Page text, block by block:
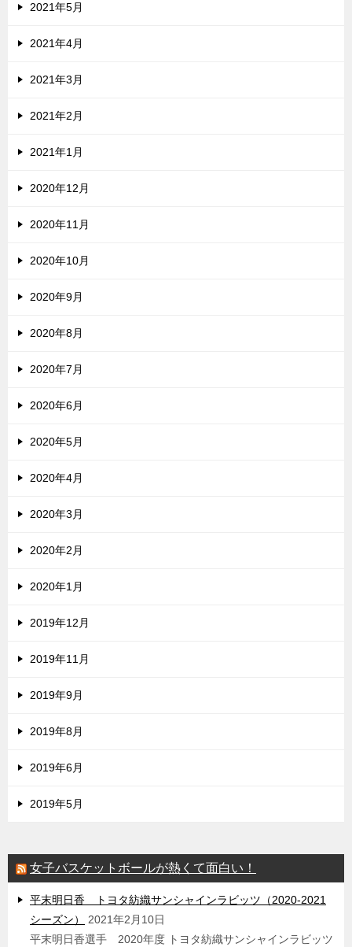
2021年5月
2021年4月
2021年3月
2021年2月
2021年1月
2020年12月
2020年11月
2020年10月
2020年9月
2020年8月
2020年7月
2020年6月
2020年5月
2020年4月
2020年3月
2020年2月
2020年1月
2019年12月
2019年11月
2019年9月
2019年8月
2019年6月
2019年5月
女子バスケットボールが熱くて面白い！
平末明日香 トヨタ紡織サンシャインラビッツ（2020-2021
シーズン）
2021年2月10日
平末明日香選手 2020年度 トヨタ紡織サンシャインラビッツ